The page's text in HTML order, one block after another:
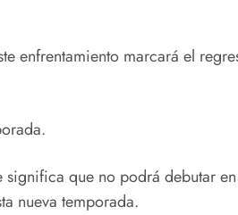
enfrentamiento marcará el
que no podrá debutar
nueva temporada.